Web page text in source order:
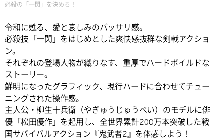
必殺の「一閃」を決めろ！
令和に甦る、愛と哀しみのバッサリ感。
必殺技「一閃」をはじめとした爽快感抜群な剣戟アクショ
ン。
それぞれの登場人物が織りなす、重厚でハードボイルドな
ストーリー。
鮮明になったグラフィック、現行ハードに合わせてチュー
ニングされた操作感。
主人公・柳生十兵衛（やぎゅうじゅうべい）のモデルに俳
優「松田優作」を起用し、全世界累計200万本突破した戦
国サバイバルアクション『鬼武者2』を体感しよう！